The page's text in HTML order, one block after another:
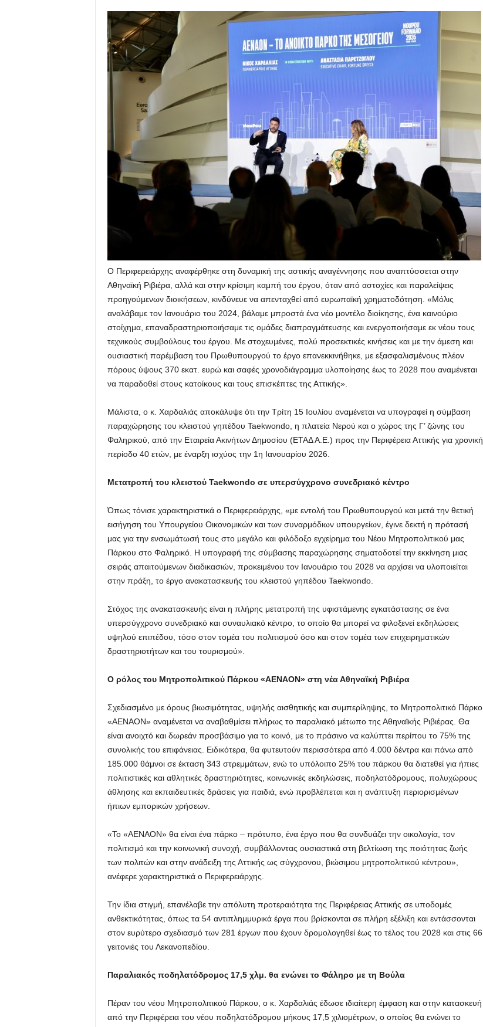
Ο Περιφερειάρχης αναφέρθηκε στη δυναμική της αστικής αναγέννησης που αναπτύσσεται στην
Αθηναϊκή Ριβιέρα, αλλά και στην κρίσιμη καμπή του έργου, όταν από αστοχίες και παραλείψεις
προηγούμενων διοικήσεων, κινδύνευε να απενταχθεί από ευρωπαϊκή χρηματοδότηση. «Μόλις
αναλάβαμε τον Ιανουάριο του 2024, βάλαμε μπροστά ένα νέο μοντέλο διοίκησης, ένα καινούριο
στοίχημα, επαναδραστηριοποιήσαμε τις ομάδες διαπραγμάτευσης και ενεργοποιήσαμε εκ νέου τους
τεχνικούς συμβούλους του έργου. Με στοχευμένες, πολύ προσεκτικές κινήσεις και με την άμεση και
ουσιαστική παρέμβαση του Πρωθυπουργού το έργο επανεκκινήθηκε, με εξασφαλισμένους πλέον
πόρους ύψους 370 εκατ. ευρώ και σαφές χρονοδιάγραμμα υλοποίησης έως το 2028 που αναμένεται
να παραδοθεί στους κατοίκους και τους επισκέπτες της Αττικής».
Μάλιστα, ο κ. Χαρδαλιάς αποκάλυψε ότι την Τρίτη 15 Ιουλίου αναμένεται να υπογραφεί η σύμβαση
παραχώρησης του κλειστού γηπέδου Taekwondo, η πλατεία Νερού και ο χώρος της Γ’ ζώνης του
Φαληρικού, από την Εταιρεία Ακινήτων Δημοσίου (ΕΤΑΔ Α.Ε.) προς την Περιφέρεια Αττικής για χρονική
περίοδο 40 ετών, με έναρξη ισχύος την 1η Ιανουαρίου 2026.
Μετατροπή του κλειστού Taekwondo σε υπερσύγχρονο συνεδριακό κέντρο
Όπως τόνισε χαρακτηριστικά ο Περιφερειάρχης, «με εντολή του Πρωθυπουργού και μετά την θετική
εισήγηση του Υπουργείου Οικονομικών και των συναρμόδιων υπουργείων, έγινε δεκτή η πρότασή
μας για την ενσωμάτωσή τους στο μεγάλο και φιλόδοξο εγχείρημα του Νέου Μητροπολιτικού μας
Πάρκου στο Φαληρικό. Η υπογραφή της σύμβασης παραχώρησης σηματοδοτεί την εκκίνηση μιας
σειράς απαιτούμενων διαδικασιών, προκειμένου τον Ιανουάριο του 2028 να αρχίσει να υλοποιείται
στην πράξη, το έργο ανακατασκευής του κλειστού γηπέδου Taekwondo.
Στόχος της ανακατασκευής είναι η πλήρης μετατροπή της υφιστάμενης εγκατάστασης σε ένα
υπερσύγχρονο συνεδριακό και συναυλιακό κέντρο, το οποίο θα μπορεί να φιλοξενεί εκδηλώσεις
υψηλού επιπέδου, τόσο στον τομέα του πολιτισμού όσο και στον τομέα των επιχειρηματικών
δραστηριοτήτων και του τουρισμού».
Ο ρόλος του Μητροπολιτικού Πάρκου «ΑΕΝΑΟΝ» στη νέα Αθηναϊκή Ριβιέρα
Σχεδιασμένο με όρους βιωσιμότητας, υψηλής αισθητικής και συμπερίληψης, το Μητροπολιτικό Πάρκο
«ΑΕΝΑΟΝ» αναμένεται να αναβαθμίσει πλήρως το παραλιακό μέτωπο της Αθηναϊκής Ριβιέρας. Θα
είναι ανοιχτό και δωρεάν προσβάσιμο για το κοινό, με το πράσινο να καλύπτει περίπου το 75% της
συνολικής του επιφάνειας. Ειδικότερα, θα φυτευτούν περισσότερα από 4.000 δέντρα και πάνω από
185.000 θάμνοι σε έκταση 343 στρεμμάτων, ενώ το υπόλοιπο 25% του πάρκου θα διατεθεί για ήπιες
πολιτιστικές και αθλητικές δραστηριότητες, κοινωνικές εκδηλώσεις, ποδηλατόδρομους, πολυχώρους
άθλησης και εκπαιδευτικές δράσεις για παιδιά, ενώ προβλέπεται και η ανάπτυξη περιορισμένων
ήπιων εμπορικών χρήσεων.
«Το «ΑΕΝΑΟΝ» θα είναι ένα πάρκο – πρότυπο, ένα έργο που θα συνδυάζει την οικολογία, τον
πολιτισμό και την κοινωνική συνοχή, συμβάλλοντας ουσιαστικά στη βελτίωση της ποιότητας ζωής
των πολιτών και στην ανάδειξη της Αττικής ως σύγχρονου, βιώσιμου μητροπολιτικού κέντρου»,
ανέφερε χαρακτηριστικά ο Περιφερειάρχης.
Την ίδια στιγμή, επανέλαβε την απόλυτη προτεραιότητα της Περιφέρειας Αττικής σε υποδομές
ανθεκτικότητας, όπως τα 54 αντιπλημμυρικά έργα που βρίσκονται σε πλήρη εξέλιξη και εντάσσονται
στον ευρύτερο σχεδιασμό των 281 έργων που έχουν δρομολογηθεί έως το τέλος του 2028 και στις 66
γειτονιές του Λεκανοπεδίου.
Παραλιακός ποδηλατόδρομος 17,5 χλμ. θα ενώνει το Φάληρο με τη Βούλα
Πέραν του νέου Μητροπολιτικού Πάρκου, ο κ. Χαρδαλιάς έδωσε ιδιαίτερη έμφαση και στην κατασκευή
από την Περιφέρεια του νέου ποδηλατόδρομου μήκους 17,5 χιλιομέτρων, ο οποίος θα ενώνει το